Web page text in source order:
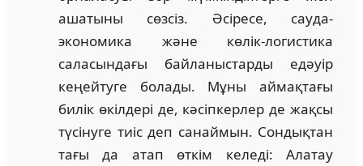
ашатыны сөзсіз. Әсіресе, сауда-
экономика және көлік-логистика
саласындағы байланыстарды едәуір
кеңейтуге болады. Мұны аймақтағы
билік өкілдері де, кәсіпкерлер де жақсы
түсінуге тиіс деп санаймын. Сондықтан
тағы да атап өткім келеді: Алатау